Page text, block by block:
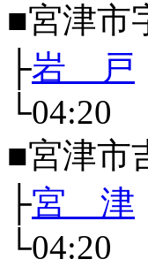
■宮津市
├岩 戸
■宮津市
├宮 津